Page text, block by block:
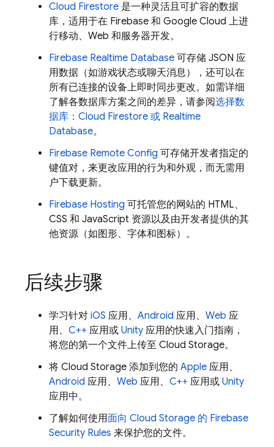
Cloud Firestore 是一种灵活且可扩容的数据
库，适用于在 Firebase 和 Google Cloud 上进
行移动、Web 和服务器开发。
Firebase Realtime Database 可存储 JSON 应
用数据（如游戏状态或聊天消息），还可以在
所有已连接的设备上即时同步更改。如需详细
了解各数据库方案之间的差异，请参阅选择数
据库： Cloud Firestore 或 Realtime
Database。
Firebase Remote Config 可存储开发者指定的
键值对，来更改应用的行为和外观，而无需用
户下载更新。
Firebase Hosting 可托管您的网站的 HTML、
CSS 和 JavaScript 资源以及由开发者提供的其
他资源（如图形、字体和图标）。
后续步骤
学习针对 iOS 应用、 Android 应用、 Web 应
用、 C++ 应用或 Unity 应用的快速入门指南，
将您的第一个文件上传至 Cloud Storage。
将 Cloud Storage 添加到您的 Apple 应用、
Android 应用、 Web 应用、 C++ 应用或 Unity
应用中。
了解如何使用面向 Cloud Storage 的 Firebase
Security Rules 来保护您的文件。